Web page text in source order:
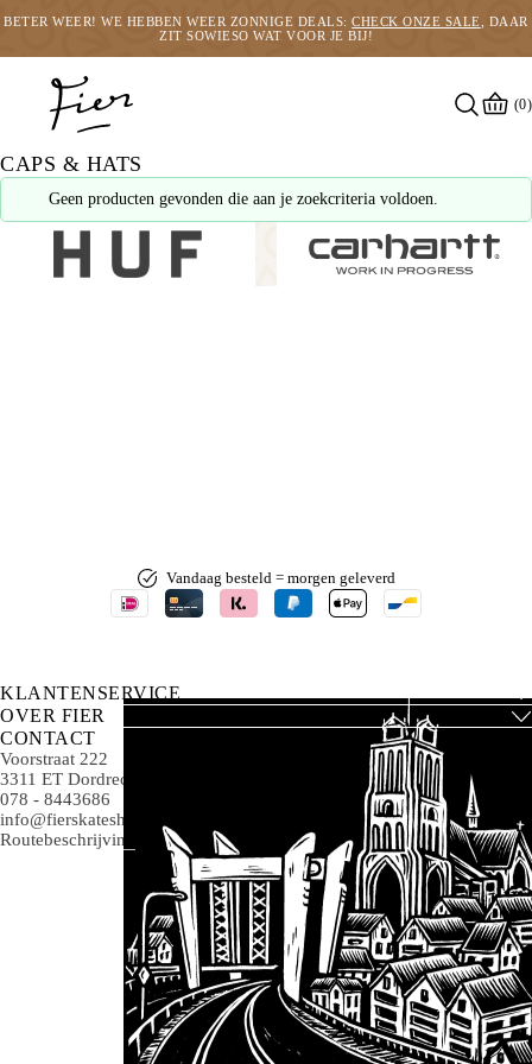
BETER WEER! WE HEBBEN WEER ZONNIGE DEALS:CHECK ONZE SALE , DAAR
ZIT SOWIESO WAT VOOR JE BIJ!
(0)
CAPS & HATS
Geen producten gevonden die aan je zoekcriteria voldoen.
Vandaag besteld = morgen geleverd
KLANTENSERVICE
OVER FIER
CONTACT
Voorstraat 222
3311 ET Dordrecht
078 - 8443686
info@fierskateshop.nl
Routebeschrijving